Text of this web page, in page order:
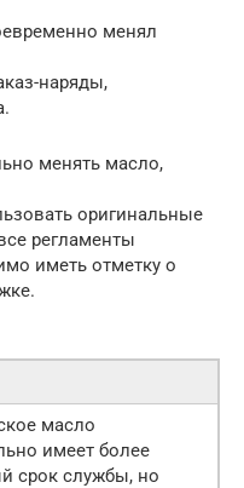
менял
наряды,
менять масло,
оригинальные
регламенты
иметь отметку о
масло
имеет более
срок службы, но